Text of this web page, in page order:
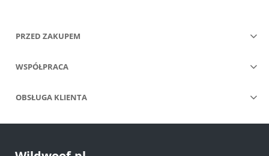
PRZED ZAKUPEM
WSPÓŁPRACA
OBSŁUGA KLIENTA